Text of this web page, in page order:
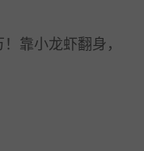
靠小龙虾翻身，